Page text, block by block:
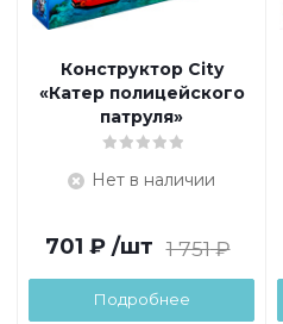
Конструктор City
«Катер полицейского
патруля»
Нет в наличии
701 ₽ /шт 1 751₽
Подробнее